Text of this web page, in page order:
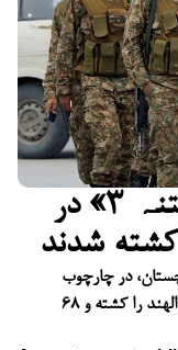
بلوچستان: عملیات «ردّالفتنہ ۳» در
در چارچوب
عملیات «ردّالفتنہ ۳»، ۳ تروریست وابسته به فتنه‌الهند را کشته و ۶۸